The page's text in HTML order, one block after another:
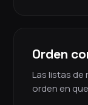
Orden
Las listas de
orden en